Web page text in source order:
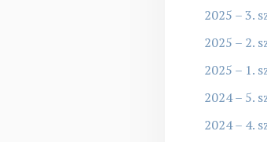
2025 – 3.
2025 – 2.
2025 – 1.
2024 – 5.
2024 – 4.